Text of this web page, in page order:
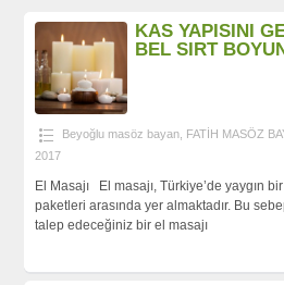
KAS YAPISINI
BEL SIRT
Beyoğlu masöz bayan, FATİH MASÖZ
2017
El Masajı El masajı, Türkiye’de yaygın
paketleri arasında yer almaktadır. Bu
talep edeceğiniz bir el masajı